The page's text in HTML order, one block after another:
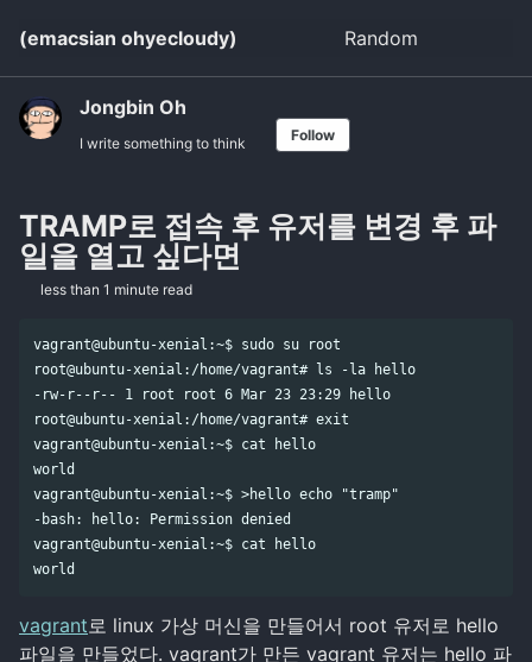
primary
navigation
content
footer
(emacsian ohyecloudy) Random
Jongbin Oh
I write something to think Follow
TRAMP로 접속 후 유저를 변경 후 파
일을 열고 싶다면
less than 1 minute read
vagrant@ubuntu-xenial:~$ sudo su root
root@ubuntu-xenial:/home/vagrant# ls -la hello
-rw-r--r-- 1 root root 6 Mar 23 23:29 hello
root@ubuntu-xenial:/home/vagrant# exit
vagrant@ubuntu-xenial:~$ cat hello
world
vagrant@ubuntu-xenial:~$ >hello echo "tramp"
-bash: hello: Permission denied
vagrant@ubuntu-xenial:~$ cat hello
vagrant로 linux 가상 머신을 만들어서 root 유저로 hello
파일을 만들었다. vagrant가 만든 vagrant 유저는 hello 파